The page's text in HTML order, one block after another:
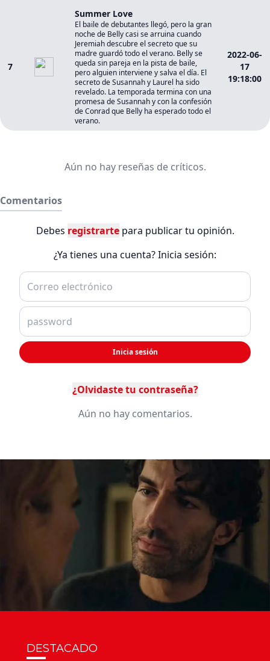
7
Summer Love
El baile de debutantes llegó, pero la gran
noche de Belly casi se arruina cuando
Jeremiah descubre el secreto que su
madre guardó todo el verano. Belly se
queda sin pareja en la pista de baile,
pero alguien interviene y salva el día. El
secreto de Susannah y Laurel ha sido
revelado. La temporada termina con una
promesa de Susannah y con la confesión
de Conrad que Belly ha esperado todo el
verano.
2022-06-
17
19:18:00
Aún no hay reseñas de críticos.
Comentarios
Debes registrartepara publicar tu opinión.
¿Ya tienes una cuenta? Inicia sesión:
Inicia sesión
¿Olvidaste tu contraseña?
Aún no hay comentarios.
DESTACADO